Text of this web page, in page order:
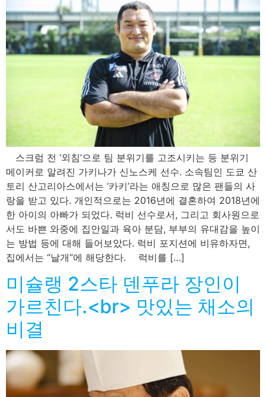
스크럼 전 ‘외침’으로 팀 분위기를 고조시키는 등 분위기
메이커로 알려진 가키나가 신노스케 선수. 소속팀인 도쿄 산
토리 산고리아스에서는 ‘카키’라는 애칭으로 많은 팬들의 사
랑을 받고 있다. 개인적으로는 2016년에 결혼하여 2018년에
한 아이의 아빠가 되었다. 럭비 선수로서, 그리고 회사원으로
서도 바쁜 와중에 집안일과 육아 분담, 부부의 유대감을 높이
는 방법 등에 대해 들어보았다. 럭비 포지션에 비유하자면,
집에서는 “날개”에 해당한다. 럭비를 […]
미슐랭 2스타 덴푸라 장인이
가르친다.<br> 맛있는 채소의
비결